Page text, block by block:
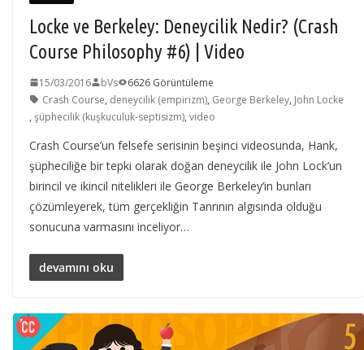
Locke ve Berkeley: Deneycilik Nedir? (Crash
Course Philosophy #6) | Video
15/03/2016 bVs
6626 Görüntüleme
Crash Course, deneycilik (empirizm), George Berkeley, John Locke
, şüphecilik (kuşkuculuk-septisizm), video
Crash Course’un felsefe serisinin beşinci videosunda, Hank,
şüpheciliğe bir tepki olarak doğan deneycilik ile John Lock’un
birincil ve ikincil nitelikleri ile George Berkeley’in bunları
çözümleyerek, tüm gerçekliğin Tanrının algısında olduğu
sonucuna varmasını inceliyor…
devamını oku